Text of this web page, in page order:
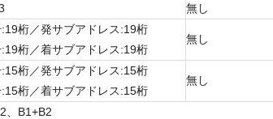
無し
桁／発サブアドレス:19桁
桁／着サブアドレス:19桁
無し
桁／発サブアドレス:15桁
桁／着サブアドレス:15桁
無し
、B1+B2